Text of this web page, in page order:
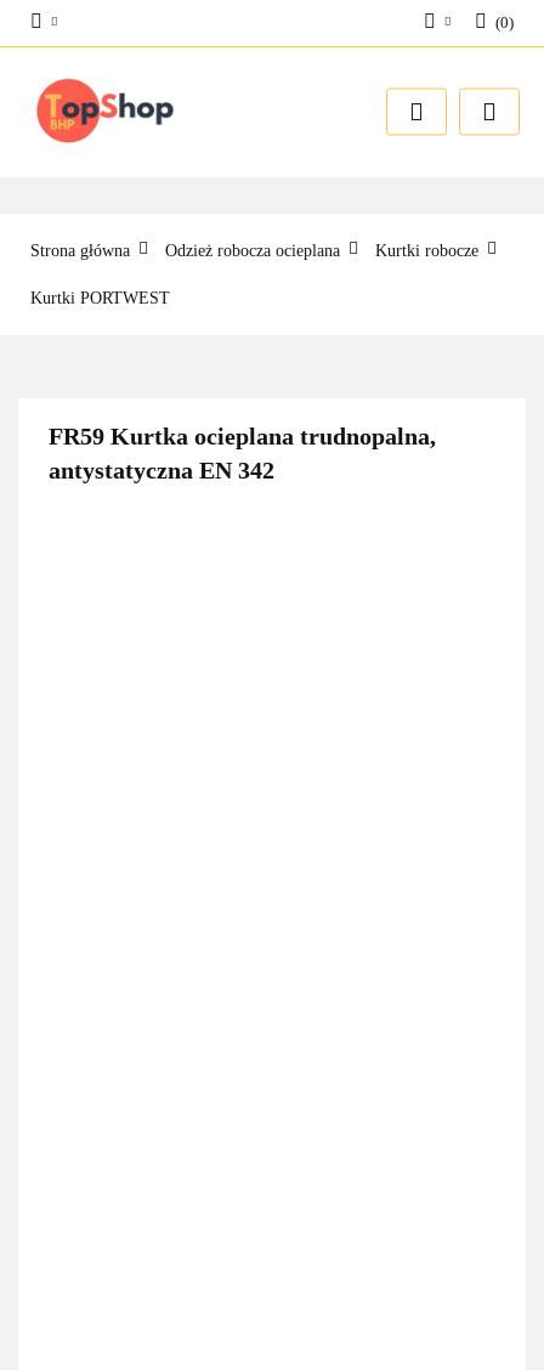
Zarejestruj się
(0)
Strona główna Odzież robocza ocieplana Kurtki robocze
Kurtki PORTWEST
FR59 Kurtka ocieplana trudnopalna,
antystatyczna EN 342